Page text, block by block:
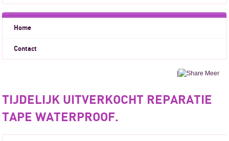
Home
Contact
| Meer
TIJDELIJK UITVERKOCHT REPARATIE
TAPE WATERPROOF.